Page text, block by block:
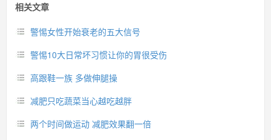
相关文章
警惕女性开始衰老的五大信号
警惕10大日常坏习惯让你的胃很受伤
高跟鞋一族 多做伸腿操
减肥只吃蔬菜当心越吃越胖
两个时间做运动 减肥效果翻一倍